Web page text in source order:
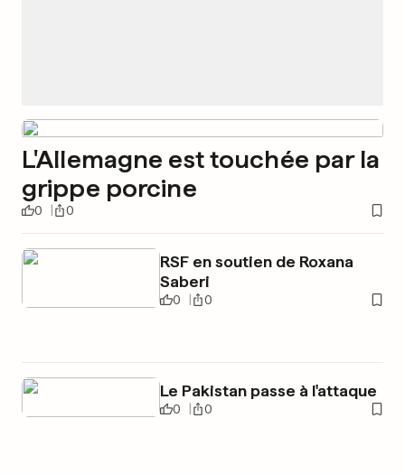
L'Allemagne est touchée par la
grippe porcine
0 0
RSF en soutien de Roxana
Saberi
0 0
Le Pakistan passe à l'attaque
0 0